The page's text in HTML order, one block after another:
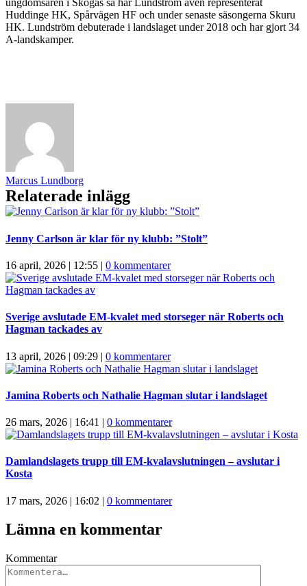
ungdomsåren i Skogås så har Lundström även representerat
Huddinge HK, Spårvägen HF och under senaste säsongerna Skuru
HK. Lundström debuterade i landslaget under 2018 och har gjort 34
A-landskamper.
Marcus Lundborg
Relaterade inlägg
Jenny Carlson är klar för ny klubb: ”Stolt”
16 april, 2026 | 12:55 | 0 kommentarer
Sverige avslutade EM-kvalet med storseger när Roberts och
Hagman tackades av
13 april, 2026 | 09:29 | 0 kommentarer
Jamina Roberts och Nathalie Hagman slutar i landslaget
26 mars, 2026 | 16:41 | 0 kommentarer
Damlandslagets trupp till EM-kvalavslutningen – avslutar i
Kosta
17 mars, 2026 | 16:02 | 0 kommentarer
Lämna en kommentar
Kommentar